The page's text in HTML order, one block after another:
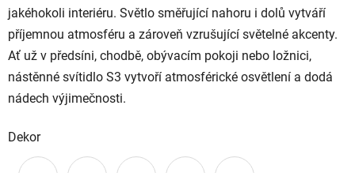
jakéhokoli interiéru. Světlo směřující nahoru i dolů vytváří
příjemnou atmosféru a zároveň vzrušující světelné akcenty.
Ať už v předsíni, chodbě, obývacím pokoji nebo ložnici,
nástěnné svítidlo S3 vytvoří atmosférické osvětlení a dodá
nádech výjimečnosti.
Dekor